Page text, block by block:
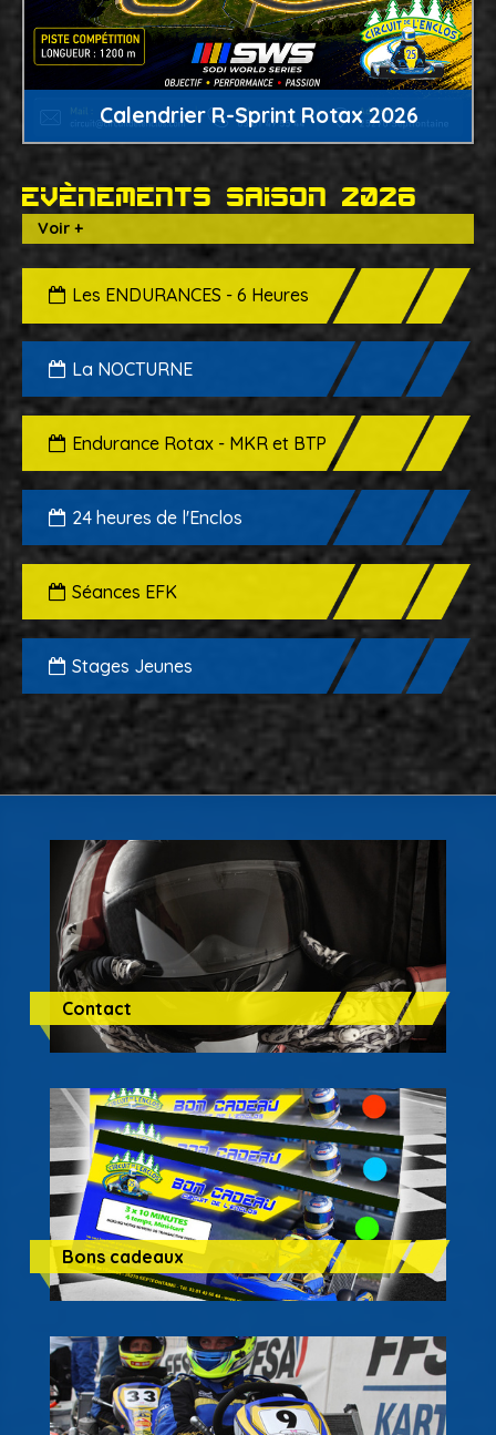
Calendrier R-Sprint Rotax 2026
Evènements saison 2026
Voir +
Les ENDURANCES - 6 Heures
La NOCTURNE
Endurance Rotax - MKR et BTP
24 heures de l'Enclos
Séances EFK
Stages Jeunes
Contact
Bons cadeaux